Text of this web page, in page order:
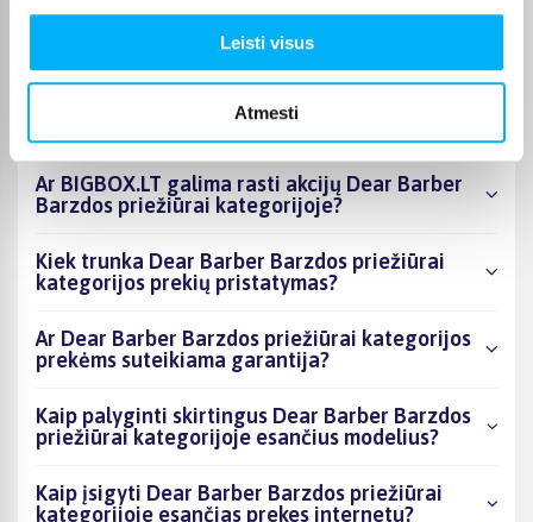
Leisti visus
Atmesti
Kiek prekių yra Dear Barber Barzdos priežiūrai
kategorijos asortimente ir kokia žemiausia
Ar BIGBOX.LT galima rasti akcijų Dear Barber
Barzdos priežiūrai kategorijoje?
Kiek trunka Dear Barber Barzdos priežiūrai
kategorijos prekių pristatymas?
Ar Dear Barber Barzdos priežiūrai kategorijos
prekėms suteikiama garantija?
Kaip palyginti skirtingus Dear Barber Barzdos
priežiūrai kategorijoje esančius modelius?
Kaip įsigyti Dear Barber Barzdos priežiūrai
kategorijoje esančias prekes internetu?